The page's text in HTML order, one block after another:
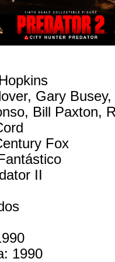
Gary
Bill Paxton,
Fox
II
1990